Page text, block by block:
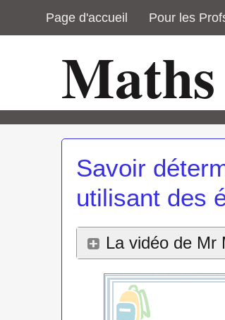
Page d'accueil Pour les
Savoir
utilisant des
La vidéo de Mr